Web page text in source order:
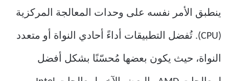
ينطبق الأمر نفسه على وحدات المعالجة المركزية
(CPU). تُفضل التطبيقات أداءً أحادي النواة أو متعدد
النواة، حيث يكون بعضها مُحسّنًا بشكل أفضل